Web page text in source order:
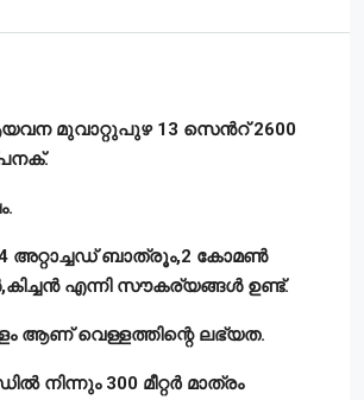
മുവാറ്റുപുഴ 13 സെൻറ് 2600
അറ്റാച്ചഡ് ബാത്രൂം,2 കോമൺ
എന്നി സൗകര്യങ്ങൾ ഉണ്ട്.
ആണ് വെള്ളത്തിന്റെ ലഭ്യത.
നിന്നും 300 മീറ്റർ മാത്രം